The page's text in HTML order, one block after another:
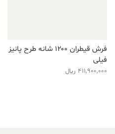
فرش قیطران ۱۲۰۰ شانه طرح پانیز
فیلی
411,900,000 ریال